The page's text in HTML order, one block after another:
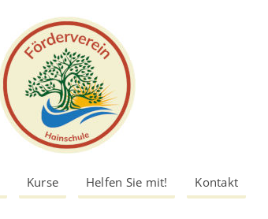
Kurse Helfen Sie mit! Kontakt